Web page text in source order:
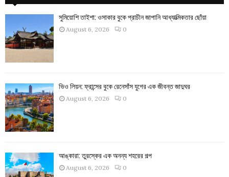
সুমিয়োশি তাইশা: ওসাকার বুকে প্রাচীন জাপানি আধ্যাত্মিকতার ছোঁয়া
August 6, 2026 0
ভিও লিয়ন: ফ্রান্সের বুকে রেনেসাঁস যুগের এক জীবন্ত জাদুঘর
August 6, 2026 0
আঙ্কারা: তুরস্কের এক অনন্য শহরের গল্প
August 6, 2026 0